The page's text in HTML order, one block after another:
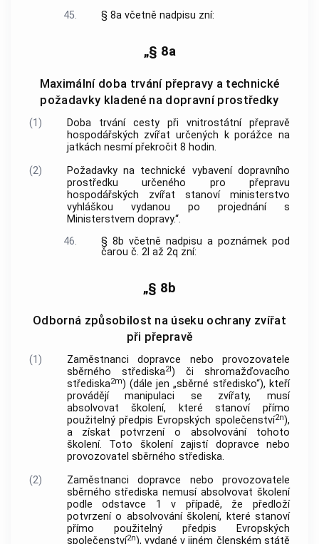
45.
§ 8a včetně nadpisu zní:
„§ 8a
Maximální doba trvání přepravy a technické
požadavky kladené na dopravní prostředky
(1)
Doba trvání cesty při vnitrostátní přepravě
hospodářských zvířat určených k porážce na
jatkách nesmí překročit 8 hodin.
(2)
Požadavky na technické vybavení dopravního
prostředku určeného pro přepravu
hospodářských zvířat stanoví ministerstvo
vyhláškou vydanou po projednání s
Ministerstvem dopravy.“.
46.
§ 8b včetně nadpisu a poznámek pod
čarou č. 2l až 2q zní:
„§ 8b
Odborná způsobilost na úseku ochrany zvířat
při přepravě
(1)
Zaměstnanci dopravce nebo provozovatele
sběrného střediska2l ) či shromažďovacího
střediska2m) (dále jen „sběrné středisko“), kteří
provádějí manipulaci se zvířaty, musí
absolvovat školení, které stanoví přímo
použitelný předpis Evropských společenství2n),
a získat potvrzení o absolvování tohoto
školení. Toto školení zajistí dopravce nebo
provozovatel sběrného střediska.
(2)
Zaměstnanci dopravce nebo provozovatele
sběrného střediska nemusí absolvovat školení
podle odstavce 1 v případě, že předloží
potvrzení o absolvování školení, které stanoví
přímo použitelný předpis Evropských
společenství2n), vydané v jiném členském státě